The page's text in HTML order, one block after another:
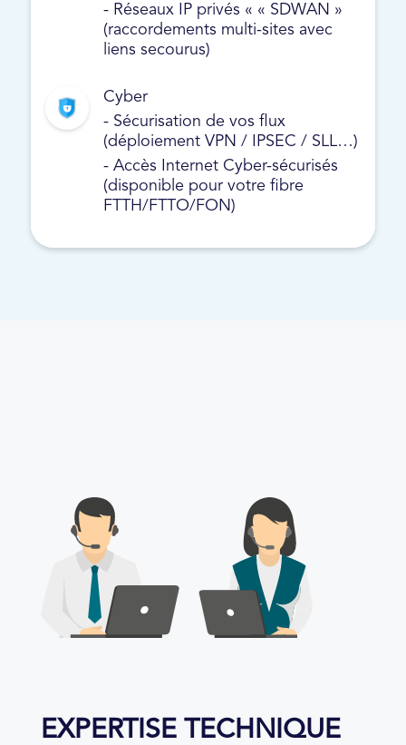
- Réseaux IP privés « « SDWAN »
(raccordements multi-sites avec
liens secourus)
Cyber
- Sécurisation de vos flux
(déploiement VPN / IPSEC / SLL…)
- Accès Internet Cyber-sécurisés
(disponible pour votre fibre
FTTH/FTTO/FON)
EXPERTISE TECHNIQUE